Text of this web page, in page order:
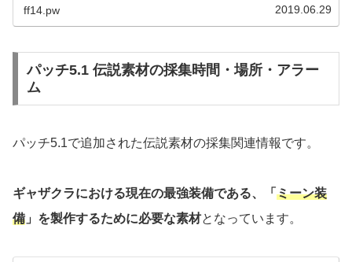
ff14.pw 2019.06.29
パッチ5.1 伝説素材の採集時間・場所・アラー
ム
パッチ5.1で追加された伝説素材の採集関連情報です。
ギャザクラにおける現在の最強装備である、「 ミーン装
備 」を製作するために必要な素材となっています。